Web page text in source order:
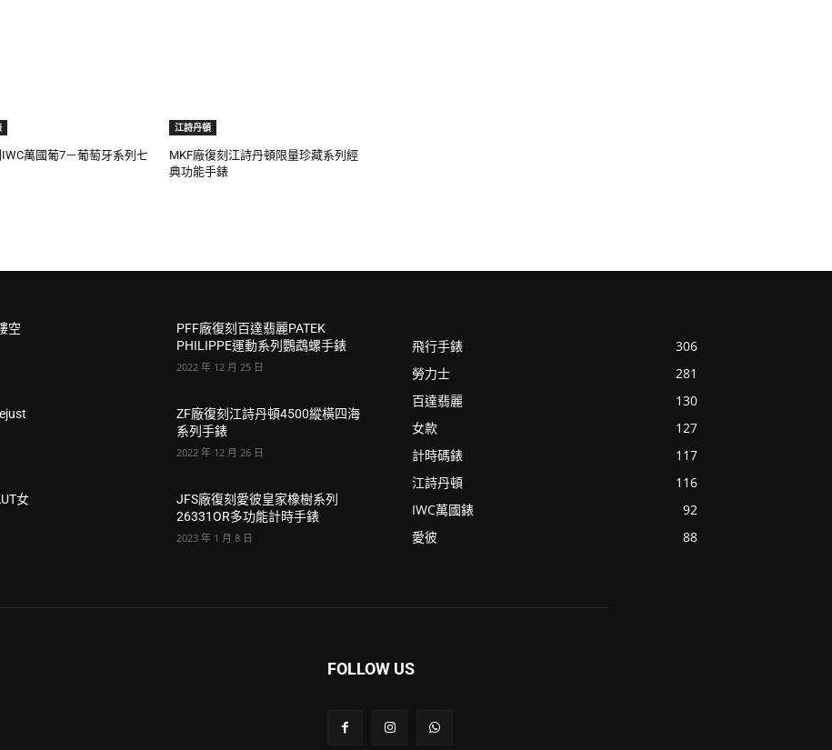
萬國葡7－葡萄牙系列七
江詩丹頓
MKF廠復刻江詩丹頓限量珍藏系列經
典功能手錶
空
女
PFF廠復刻百達翡麗PATEK
PHILIPPE運動系列鸚鵡螺手錶
2022 年 12 月 25 日
ZF廠復刻江詩丹頓4500縱橫四海
系列手錶
2022 年 12 月 26 日
JFS廠復刻愛彼皇家橡樹系列
26331OR多功能計時手錶
2023 年 1 月 8 日
飛行手錶
306
勞力士
281
百達翡麗
130
女款
127
計時碼錶
117
江詩丹頓
116
IWC萬國錶
92
愛彼
88
FOLLOW US